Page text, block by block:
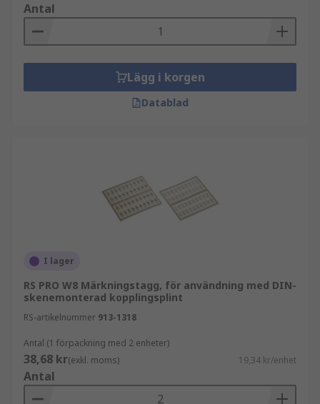
Antal
Lägg i korgen
Datablad
I lager
RS PRO W8 Märkningstagg, för användning med DIN-
skenemonterad kopplingsplint
RS-artikelnummer 913-1318
Antal (1 förpackning med 2 enheter)
38,68 kr(exkl. moms) 19,34 kr/enhet
Antal